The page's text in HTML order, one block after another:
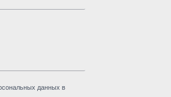
данных в